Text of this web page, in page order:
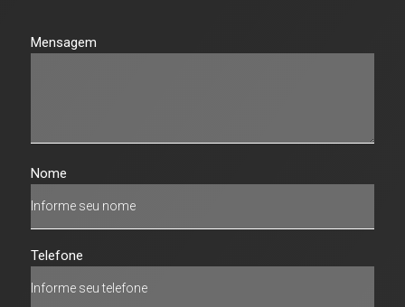
Mensagem
Nome
Telefone